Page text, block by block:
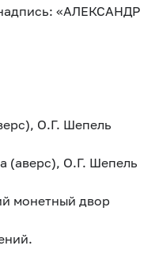
«АЛЕКСАНДР
О.Г. Шепель
(аверс), О.Г. Шепель
монетный двор